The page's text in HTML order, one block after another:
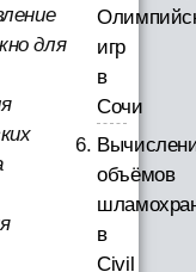
для
игр
в
Сочи
объёмов
в
Civil